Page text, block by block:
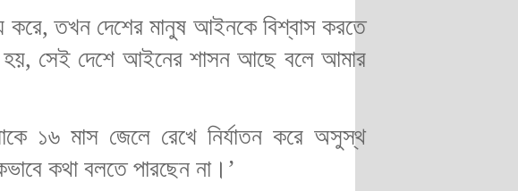
করে, তখন দেশের মানুষ আইনকে বিশ্বাস করতে
হয়, সেই দেশে আইনের শাসন আছে বলে আমার
১৬ মাস জেলে রেখে নির্যাতন করে অসুস্থ
কথা বলতে পারছেন না।’